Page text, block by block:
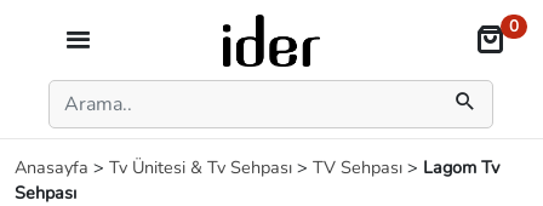
0
Anasayfa > Tv Ünitesi & Tv Sehpası > TV Sehpası > Lagom Tv
Sehpası